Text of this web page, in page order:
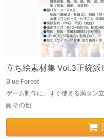
立ち絵素材集 Vol.3正統派
Blue Forest
ゲーム制作に、すぐ使える満タン
その他